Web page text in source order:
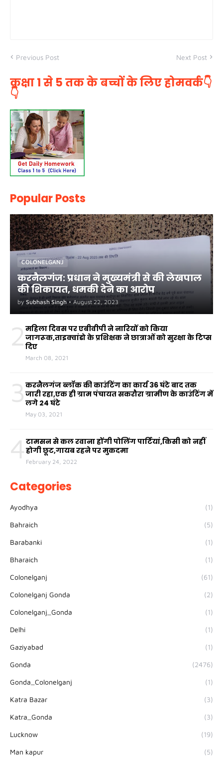
Previous Post Next Post
कक्षा 1 से 5 तक के बच्चों के लिए होमवर्क👇
👇
Popular Posts
COLONELGANJ
करनैलगंज: प्रधान ने मुख्यमंत्री से की लेखपाल
की शिकायत, धमकी देने का आरोप
by Subhash Singh • August 22, 2023
2 महिला दिवस पर एबीवीपी ने नारियों को किया
जागरूक,ताइक्वांडो के प्रशिक्षक ने छात्राओं को सुरक्षा के टिप्स
दिए
March 08, 2021
3 करनैलगंज ब्लॉक की काउंटिंग का कार्य 36 घंटे बाद तक
जारी रहा,एक ही ग्राम पंचायत सकरौरा ग्रामीण के काउंटिंग में
लगे 24 घंटे
May 03, 2021
4 टामसन से कल रवाना होंगी पोलिंग पार्टियां,किसी को नहीं
होगी छूट,गायब रहने पर मुकदमा
February 24, 2022
Categories
Ayodhya (1)
Bahraich (5)
Barabanki (1)
Bharaich (1)
Colonelganj (61)
Colonelganj Gonda (2)
Colonelganj_Gonda (1)
Delhi (1)
Gaziyabad (1)
Gonda (2476)
Gonda_Colonelganj (1)
Katra Bazar (3)
Katra_Gonda (3)
Lucknow (19)
Man kapur (5)